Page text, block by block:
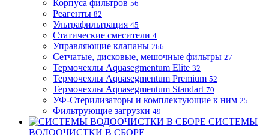
Корпуса фильтров 56
Реагенты 82
Ультрафильтрация 45
Статические смесители 4
Управляющие клапаны 266
Сетчатые, дисковые, мешочные фильтры 27
Термочехлы Aquasegmentum Elite 32
Термочехлы Aquasegmentum Premium 52
Термочехлы Aquasegmentum Standart 70
УФ-Стерилизаторы и комплектующие к ним 25
Фильтрующие загрузки 49
СИСТЕМЫ
ВОДООЧИСТКИ В СБОРЕ